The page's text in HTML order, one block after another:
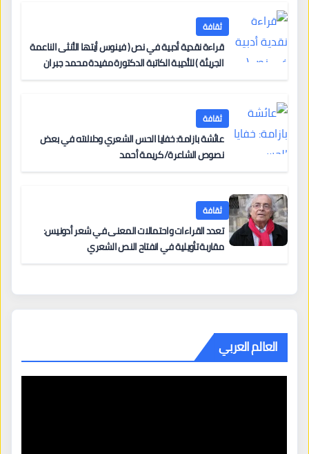
ثقافة
قراءة نقدية أدبية في نص ( فينوس أيتها الأنثى الناعمة
الجريئة ) للأديبة الكاتبة الدكتورة مفيدة محمد جبران
ثقافة
عائشة بازامة: خفايا الحس الشعري ودلالاته في بعض
نصوص الشاعرة/ كريمة أحمد
ثقافة
تعدد القراءات واحتمالات المعنى في شعر أدونيس:
مقاربة تأويلية في انفتاح النص الشعري
العالم العربي